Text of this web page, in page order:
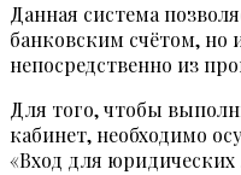
Данная система
банковским счётом, но
непосредственно из
Для того, чтобы
кабинет, необходимо
«Вход для юридических